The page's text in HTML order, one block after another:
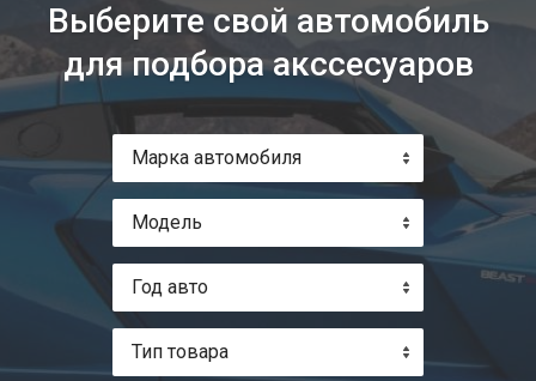
Выберите свой автомобиль
для подбора акссесуаров
Марка автомобиля
Модель
Год авто
Тип товара